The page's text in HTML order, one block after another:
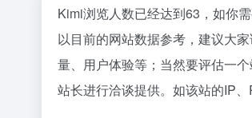
Kimi浏览人数已经达到63，如你
以目前的网站数据参考，建议大
量、用户体验等；当然要评估一
站长进行洽谈提供。如该站的IP、